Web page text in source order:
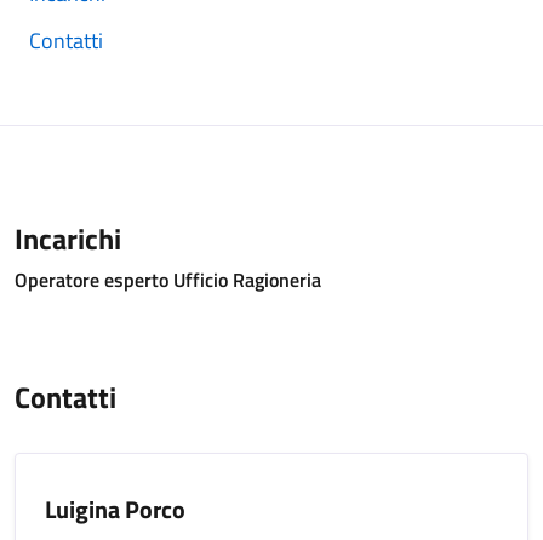
Contatti
Incarichi
Operatore esperto Ufficio Ragioneria
Contatti
Luigina Porco